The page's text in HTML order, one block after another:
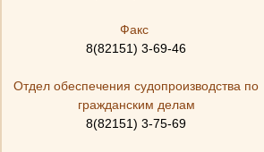
Факс
8(82151) 3-69-46
Отдел обеспечения судопроизводства по
гражданским делам
8(82151) 3-75-69